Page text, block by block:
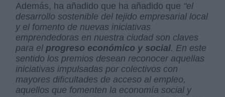
Además, ha añadido que ha añadido que "el
desarrollo sostenible del tejido empresarial local
y el fomento de nuevas iniciativas
emprendedoras en nuestra ciudad son claves
para el progreso económico y social. En este
sentido los premios desean reconocer aquellas
iniciativas impulsadas por colectivos con
mayores dificultades de acceso al empleo,
aquellos que fomenten la economía social y